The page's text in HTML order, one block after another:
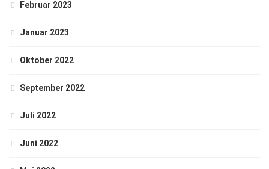
Februar 2023
Januar 2023
Oktober 2022
September 2022
Juli 2022
Juni 2022